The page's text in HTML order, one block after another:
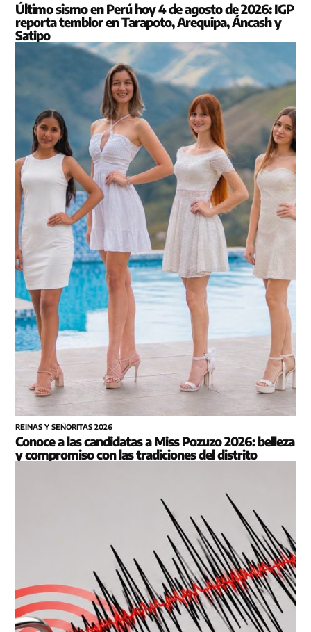
Último sismo en Perú hoy 4 de agosto de 2026: IGP
reporta temblor en Tarapoto, Arequipa, Áncash y
Satipo
REINAS Y SEÑORITAS 2026
Conoce a las candidatas a Miss Pozuzo 2026: belleza
y compromiso con las tradiciones del distrito